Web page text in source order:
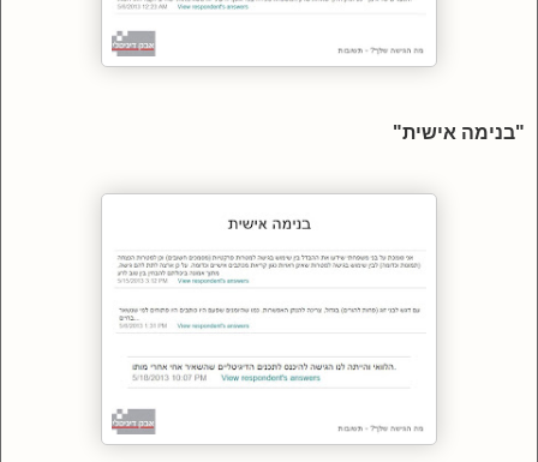
"בנימה אישית"